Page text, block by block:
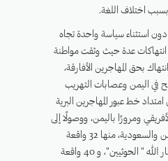
اختلاف اللغة.
استثناء سياسة واحدة تجاه
انتهاكات عدة حيث وثقت مواطنة
112واقعة انتهاك بحق المهاجرين الأفارقة،
في اليمن وعصابات التهريب
امتداد خط عبور المهاجرين البرية
ومرورًا باليمن، ووصولًا إلى
الشريط الحدودي بين اليمن والسعودية، منها 32 واقعة
انتهاك ارتكبتها جماعة أنصار الله " الحوثيين"، و 40 واقعة